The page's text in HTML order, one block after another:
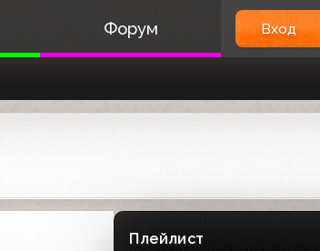
Форум Вход
Плейлист
00:04
Рекламная
00:04
Рекламная